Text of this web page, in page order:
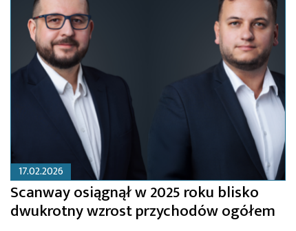
17.02.2026
Scanway osiągnął w 2025 roku blisko
dwukrotny wzrost przychodów ogółem